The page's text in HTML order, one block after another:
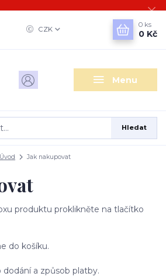
Menu
CZK
Hledat
0 ks
0 Kč
Úvod Jak nakupovat
produktu proklikněte na tlačítko
do košíku.
a způsob platby.